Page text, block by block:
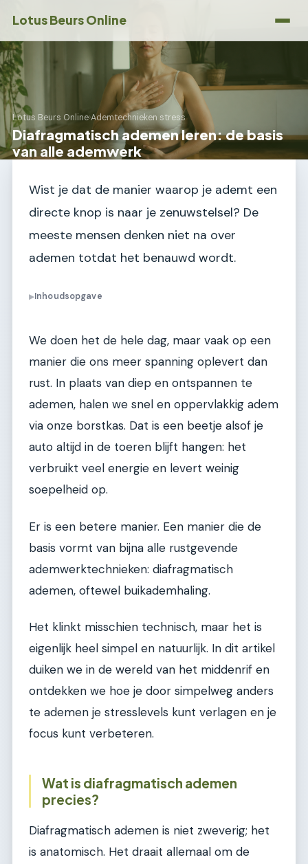
Lotus Beurs Online
Lotus Beurs Online›Ademtechnieken stress
Diafragmatisch ademen leren: de basis
van alle ademwerk
Wist je dat de manier waarop je ademt een
directe knop is naar je zenuwstelsel? De
meeste mensen denken niet na over
ademen totdat het benauwd wordt.
▶Inhoudsopgave
We doen het de hele dag, maar vaak op een
manier die ons meer spanning oplevert dan
rust. In plaats van diep en ontspannen te
ademen, halen we snel en oppervlakkig adem
via onze borstkas. Dat is een beetje alsof je
auto altijd in de toeren blijft hangen: het
verbruikt veel energie en levert weinig
soepelheid op.
Er is een betere manier. Een manier die de
basis vormt van bijna alle rustgevende
ademwerktechnieken: diafragmatisch
ademen, oftewel buikademhaling.
Het klinkt misschien technisch, maar het is
eigenlijk heel simpel en natuurlijk. In dit artikel
duiken we in de wereld van het middenrif en
ontdekken we hoe je door simpelweg anders
te ademen je stresslevels kunt verlagen en je
focus kunt verbeteren.
Wat is diafragmatisch ademen
precies?
Diafragmatisch ademen is niet zweverig; het
is anatomisch. Het draait allemaal om de